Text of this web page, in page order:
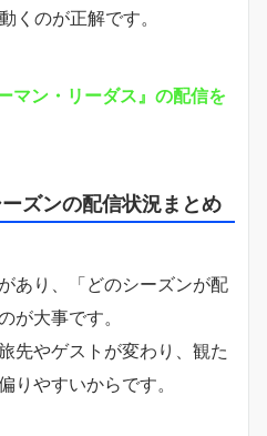
くのが正解です。
マン・リーダス』の配信を
ズンの配信状況まとめ
あり、「どのシーズンが配
が大事です。
先やゲストが変わり、観た
りやすいからです。